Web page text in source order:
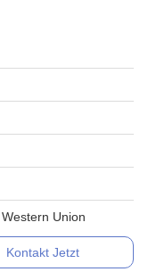
Union
Kontakt Jetzt